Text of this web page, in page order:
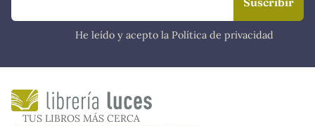
He leído y acepto la Política de privacidad
TUS LIBROS MÁS CERCA